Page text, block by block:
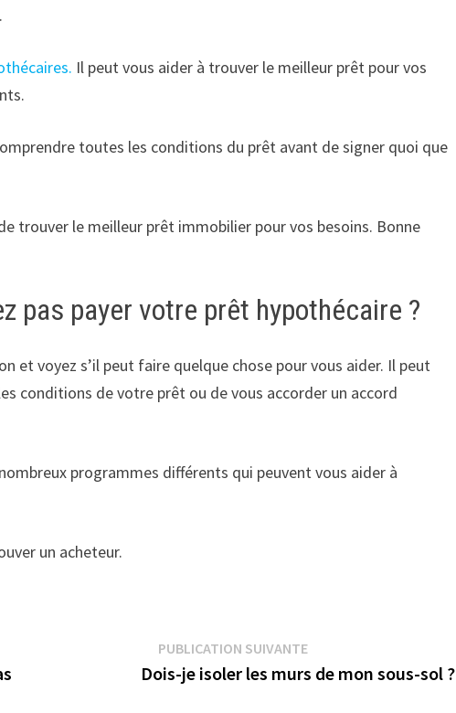
Il peut vous aider à trouver le meilleur prêt pour vos
toutes les conditions du prêt avant de signer quoi que
trouver le meilleur prêt immobilier pour vos besoins. Bonne
pas payer votre prêt hypothécaire ?
et voyez s’il peut faire quelque chose pour vous aider. Il peut
conditions de votre prêt ou de vous accorder un accord
programmes différents qui peuvent vous aider à
un acheteur.
PUBLICATION SUIVANTE
Dois-je isoler les murs de mon sous-sol ?